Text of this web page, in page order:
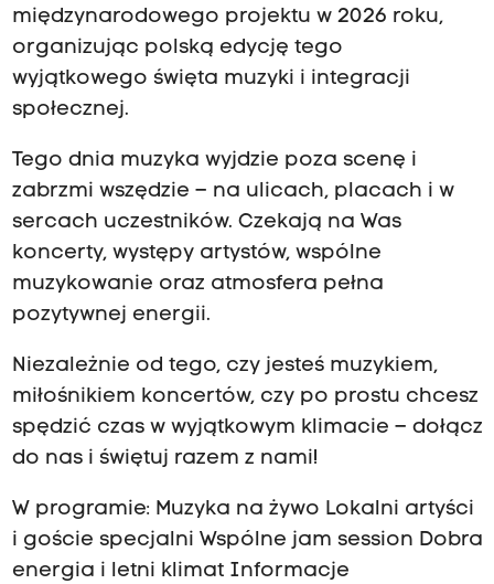
międzynarodowego projektu w 2026 roku,
organizując polską edycję tego
wyjątkowego święta muzyki i integracji
społecznej.
Tego dnia muzyka wyjdzie poza scenę i
zabrzmi wszędzie – na ulicach, placach i w
sercach uczestników. Czekają na Was
koncerty, występy artystów, wspólne
muzykowanie oraz atmosfera pełna
pozytywnej energii.
Niezależnie od tego, czy jesteś muzykiem,
miłośnikiem koncertów, czy po prostu chcesz
spędzić czas w wyjątkowym klimacie – dołącz
do nas i świętuj razem z nami!
W programie: Muzyka na żywo Lokalni artyści
i goście specjalni Wspólne jam session Dobra
energia i letni klimat Informacje